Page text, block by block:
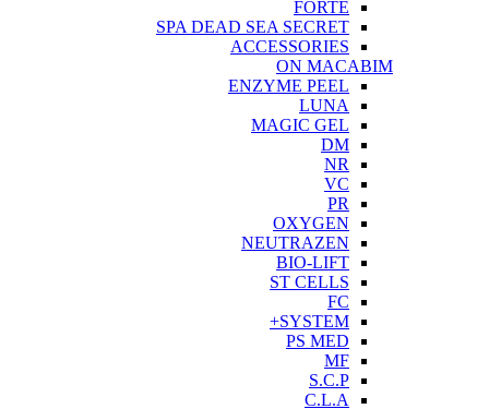
FORTE
SPA DEAD SEA SECRET
ACCESSORIES
ON MACABIM
ENZYME PEEL
LUNA
MAGIC GEL
DM
NR
VC
PR
OXYGEN
NEUTRAZEN
BIO-LIFT
ST CELLS
FC
SYSTEM+
PS MED
MF
S.C.P
C.L.A